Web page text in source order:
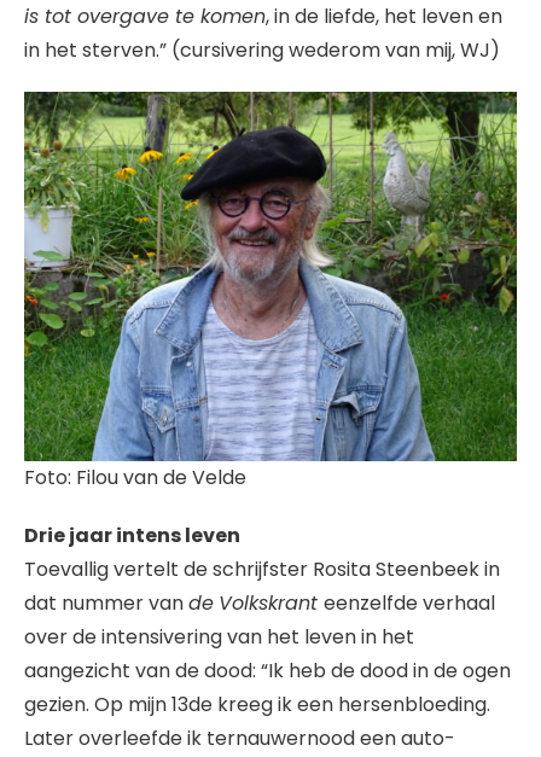
is tot overgave te komen, in de liefde, het leven en
in het sterven.” (cursivering wederom van mij, WJ)
Foto: Filou van de Velde
Drie jaar intens leven
Toevallig vertelt de schrijfster Rosita Steenbeek in
dat nummer vande Volkskrant eenzelfde verhaal
over de intensivering van het leven in het
aangezicht van de dood: “Ik heb de dood in de ogen
gezien. Op mijn 13de kreeg ik een hersenbloeding.
Later overleefde ik ternauwernood een auto-